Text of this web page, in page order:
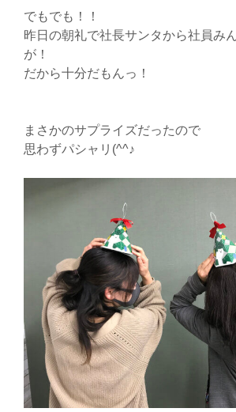
でもでも！！
昨日の朝礼で社長サンタから社員み
が！
だから十分だもんっ！
まさかのサプライズだったので
思わずパシャリ(^^♪